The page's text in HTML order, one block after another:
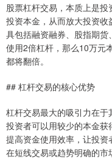
股票杠杆交易，本质上是
投资本金，从而放大投资
具包括融资融券、股指期
使用2倍杠杆，那么10万元
都将翻倍。
## 杠杆交易的核心优势
杠杆交易最大的吸引力在于
投资者可以用较少的本金
提高资金使用效率，让投
在短线交易或趋势明确的市